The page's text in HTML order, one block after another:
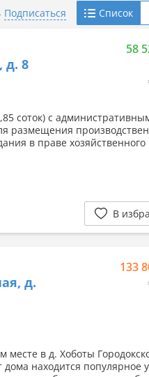
Подписаться Список
д. 8
58
соток) с
размещения
в праве хозяйственного
В
д.
133
в д. Хоботы
дома находится популярное у